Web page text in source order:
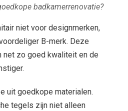
badkamerrenovatie?
niet voor designmerken,
B-merk. Deze
net zo goed kwaliteit en de
uit goedkope materialen.
tegels zijn niet alleen